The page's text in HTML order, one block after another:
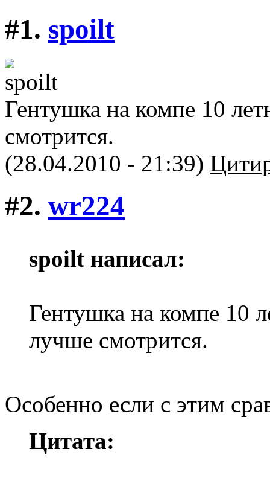
#1. spoilt
Гентушка на компе 10
смотрится.
(28.04.2010 - 21:39)
#2. wr224
spoilt написал:
Гентушка на компе 10
лучше смотрится.
Особенно если с этим
Цитата: